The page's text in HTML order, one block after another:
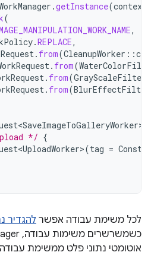
.getInstance(context
(
,
.REPLACE,
. from(CleanupWorker ::
. from(
. from(
. from(
*/ {
(tag =
לכל משימת עבודה אפשר להגדיר
אוטומטי נתוני פלט ממשימת